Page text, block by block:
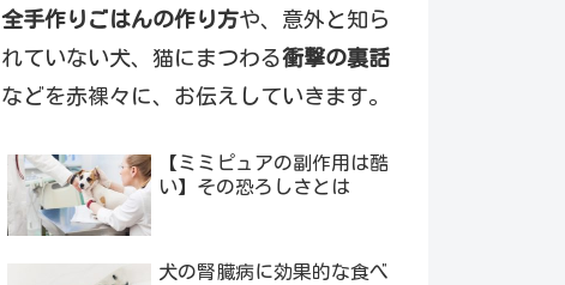
全手作りごはんの作り方や、意外と知ら
れていない犬、猫にまつわる衝撃の裏話
などを赤裸々に、お伝えしていきます。
【ミミピュアの副作用は酷
い】その恐ろしさとは
犬の腎臓病に効果的な食べ